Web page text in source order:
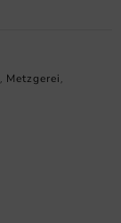
, Metzgerei ,